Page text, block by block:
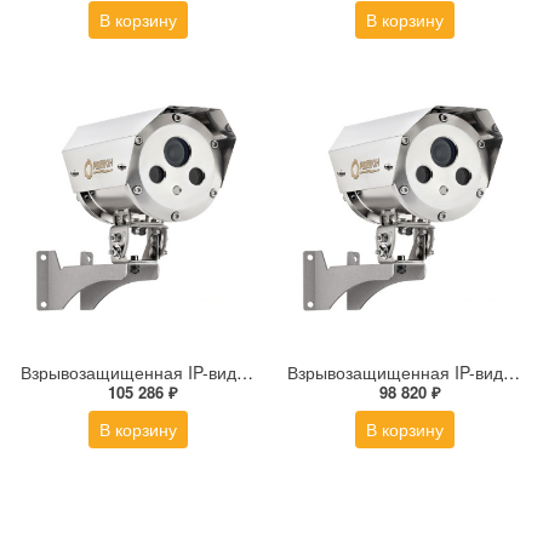
В корзину В корзину
Взрывозащищенная IP-видеокамера Релион Релион-Exd-Н-100-ИК-IP5Мп2.7-13.5Z-PoE-SD-МК-TR
105 286 ₽
В корзину
Взрывозащищенная IP-видеокамера Релион Релион-Exd-Н-100-ИК-IP5Мп2.8mm-PoE-МК-TR
98 820 ₽
В корзину